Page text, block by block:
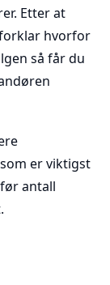
Etter at
hvorfor
så får du
er viktigst
antall